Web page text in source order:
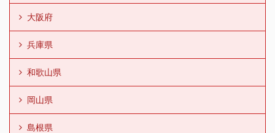
大阪府
兵庫県
和歌山県
岡山県
島根県